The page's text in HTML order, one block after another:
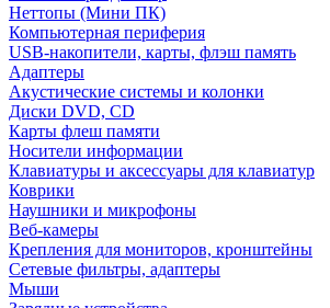
Неттопы (Мини ПК)
Компьютерная периферия
USB-накопители, карты, флэш память
Адаптеры
Акустические системы и колонки
Диски DVD, CD
Карты флеш памяти
Носители информации
Клавиатуры и аксессуары для клавиатур
Коврики
Наушники и микрофоны
Веб-камеры
Крепления для мониторов, кронштейны
Сетевые фильтры, адаптеры
Мыши